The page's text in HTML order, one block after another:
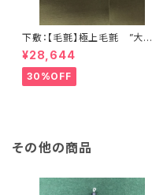
下敷：【毛氈】極上毛氈 ”大聖
武” 2500×900mm (2尺×8尺
判) 紺３ミリ <商品番号136
8>
¥28,644
30%OFF
その他の商品